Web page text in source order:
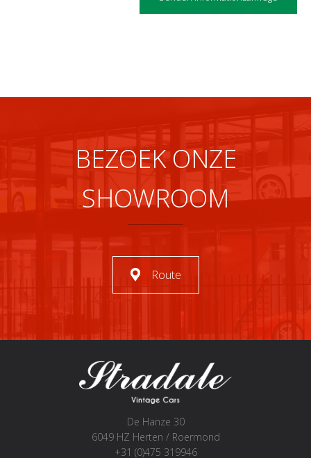
BEZOEK ONZE
SHOWROOM
Route
De Hanze 30
6049 HZ Herten / Roermond
+31 (0)475 319946